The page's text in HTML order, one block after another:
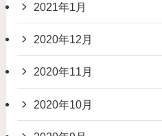
2021年1月
2020年12月
2020年11月
2020年10月